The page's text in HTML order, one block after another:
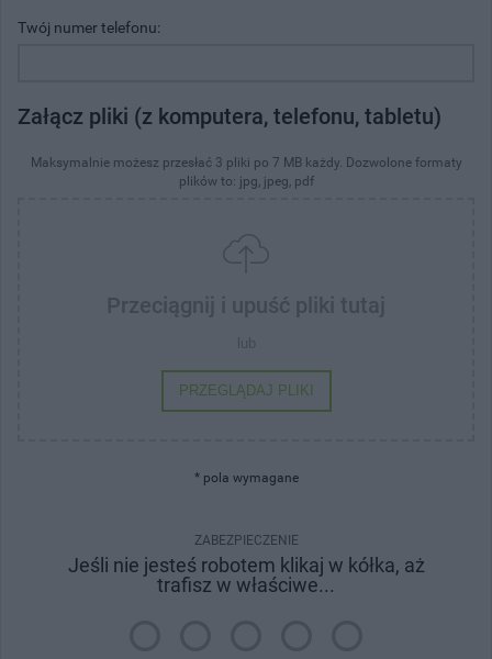
Twój numer telefonu:
Załącz pliki (z komputera, telefonu, tabletu)
Maksymalnie możesz przesłać 3 pliki po 7 MB każdy. Dozwolone formaty
plików to: jpg, jpeg, pdf
Przeciągnij i upuść pliki tutaj
lub
PRZEGLĄDAJ PLIKI
* pola wymagane
ZABEZPIECZENIE
Jeśli nie jesteś robotem klikaj w kółka, aż
trafisz w właściwe...